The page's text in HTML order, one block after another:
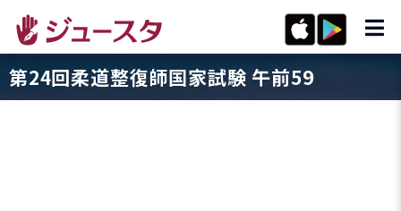
第24回柔道整復師国家試験 午前59